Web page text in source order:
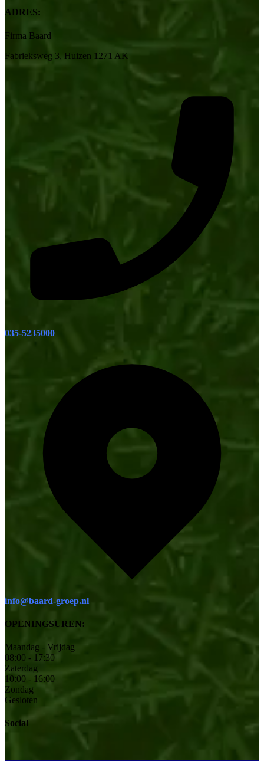
ADRES:
Firma Baard
Fabrieksweg 3, Huizen 1271 AK
035-5235000
info@baard-groep.nl
OPENINGSUREN:
Maandag - Vrijdag
08:00 - 17:30
Zaterdag
10:00 - 16:00
Zondag
Gesloten
Social